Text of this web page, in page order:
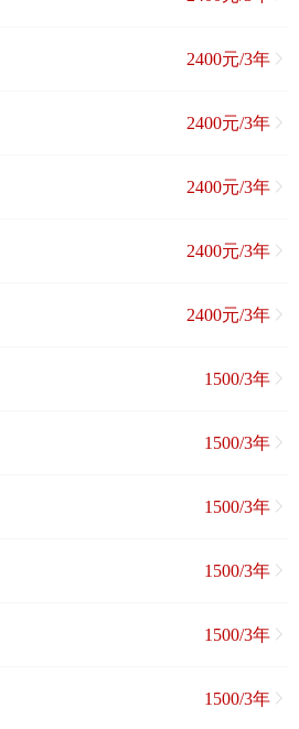
2400元/3年
2400元/3年
2400元/3年
2400元/3年
2400元/3年
1500/3年
1500/3年
1500/3年
1500/3年
1500/3年
1500/3年